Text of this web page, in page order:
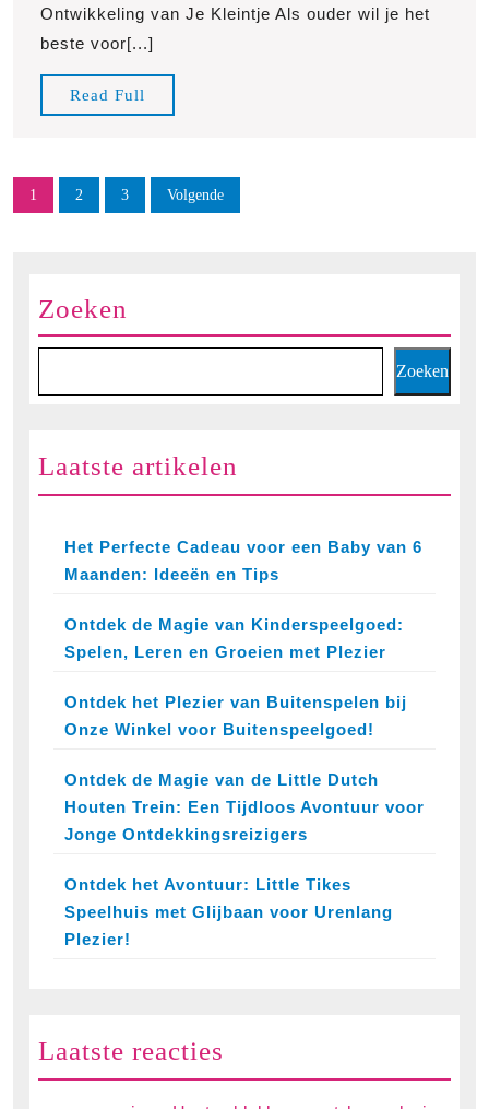
Jouw
Ontwikkeling van Je Kleintje Als ouder wil je het
beste voor[...]
Read Full
Full
Berichten
paginering
1 2 3 Volgende
Zoeken
Zoeken
Laatste artikelen
Het Perfecte Cadeau voor een Baby van 6
Maanden: Ideeën en Tips
Ontdek de Magie van Kinderspeelgoed:
Spelen, Leren en Groeien met Plezier
Ontdek het Plezier van Buitenspelen bij
Onze Winkel voor Buitenspeelgoed!
Ontdek de Magie van de Little Dutch
Houten Trein: Een Tijdloos Avontuur voor
Jonge Ontdekkingsreizigers
Ontdek het Avontuur: Little Tikes
Speelhuis met Glijbaan voor Urenlang
Plezier!
Laatste reacties